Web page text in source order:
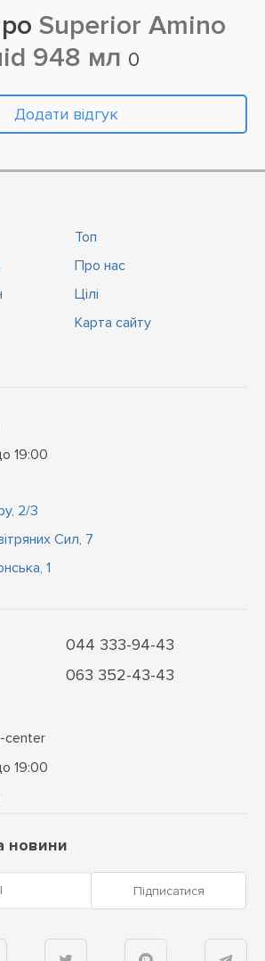
Superior Amino
948 мл 0
Додати відгук
Топ
Про нас
Цiлi
Карта сайту
19:00
2/3
Сил, 7
1
044 333-94-43
063 352-43-43
center
19:00
новини
Підписатися